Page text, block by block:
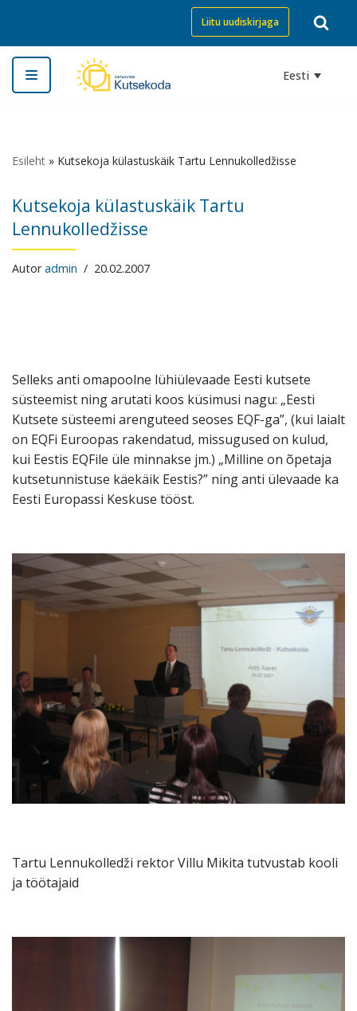
Skip
to
content
Liitu uudiskirjaga
Eesti
Esileht » Kutsekoja külastuskäik Tartu Lennukolledžisse
Kutsekoja külastuskäik Tartu
Lennukolledžisse
Autoradmin 20.02.2007
Selleks anti omapoolne lühiülevaade Eesti kutsete
süsteemist ning arutati koos küsimusi nagu: „Eesti
Kutsete süsteemi arenguteed seoses EQF-ga”, (kui laialt
on EQFi Euroopas rakendatud, missugused on kulud,
kui Eestis EQFile üle minnakse jm.) „Milline on õpetaja
kutsetunnistuse käekäik Eestis?” ning anti ülevaade ka
Eesti Europassi Keskuse tööst.
Tartu Lennukolledži rektor Villu Mikita tutvustab kooli
ja töötajaid